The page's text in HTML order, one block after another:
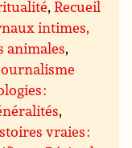
,Recueil
intimes,
animales,
:
,
vraies :